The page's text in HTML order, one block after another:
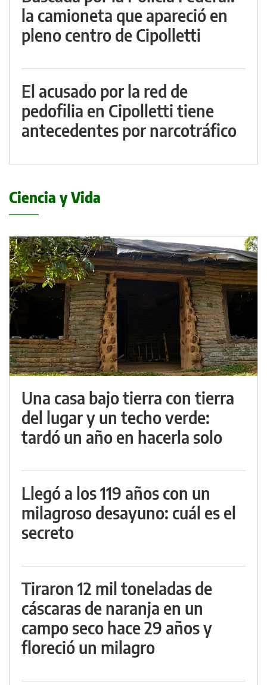
la camioneta que apareció en
pleno centro de Cipolletti
El acusado por la red de
pedofilia en Cipolletti tiene
antecedentes por narcotráfico
Ciencia y Vida
Una casa bajo tierra con tierra
del lugar y un techo verde:
tardó un año en hacerla solo
Llegó a los 119 años con un
milagroso desayuno: cuál es el
secreto
Tiraron 12 mil toneladas de
cáscaras de naranja en un
campo seco hace 29 años y
floreció un milagro